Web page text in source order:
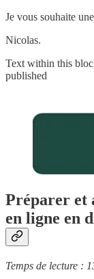
Je vous souhaite
Nicolas.
Text within this
published
Préparer et
en ligne en
Temps de lecture :